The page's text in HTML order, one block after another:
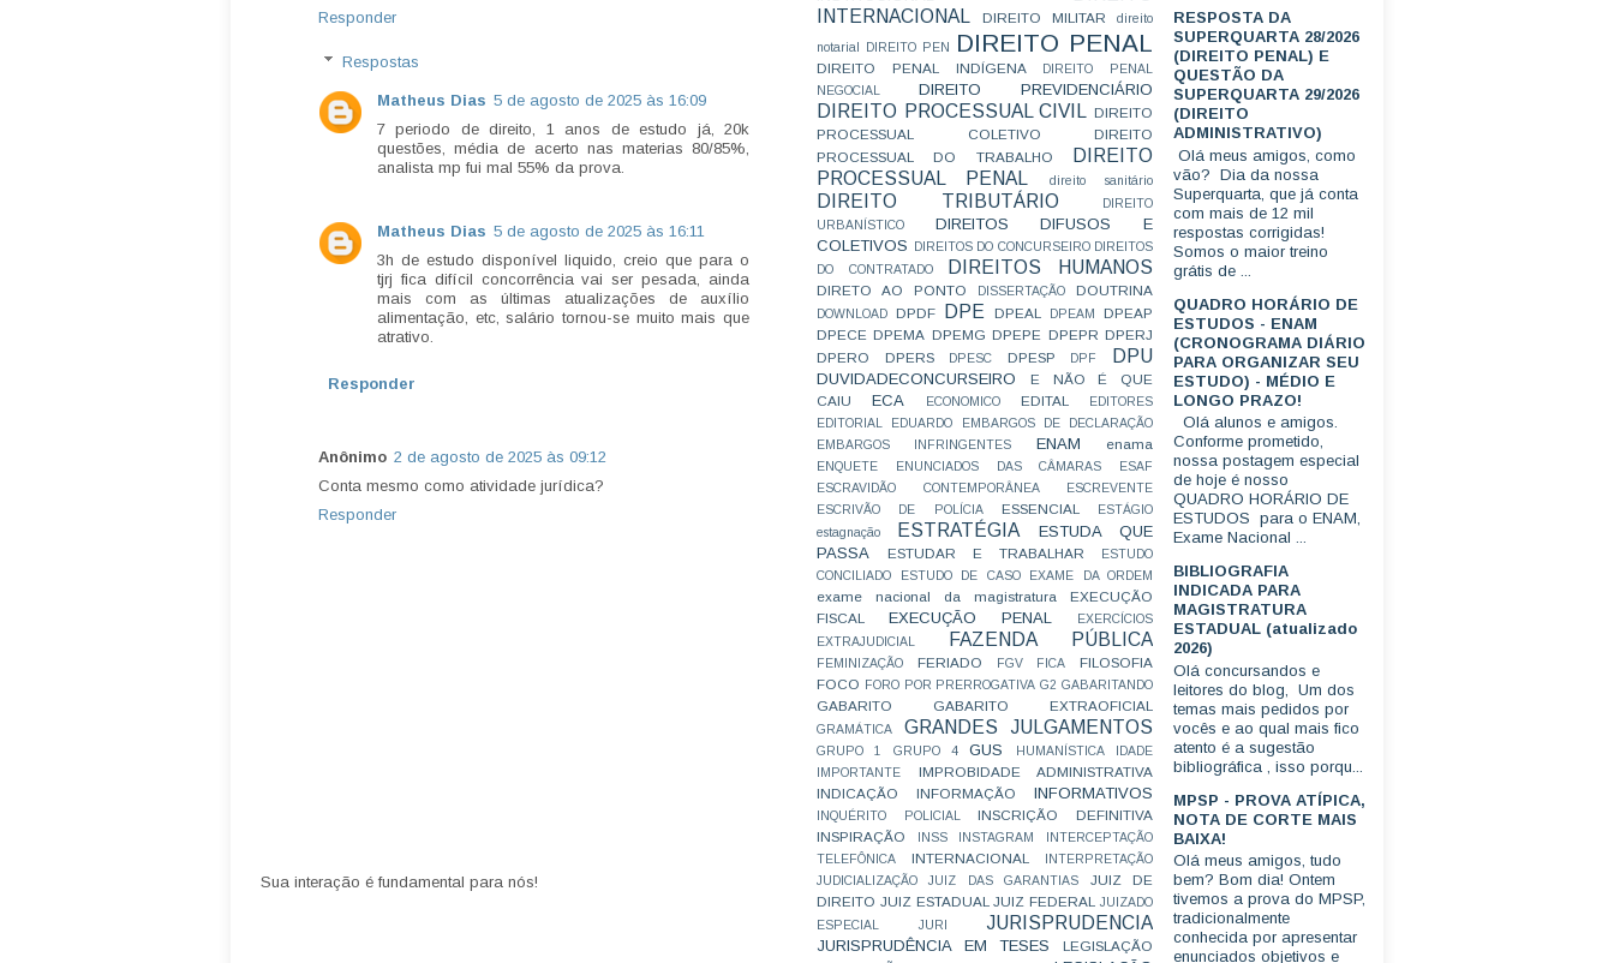
Responder
Respostas
Matheus Dias 5 de agosto de 2025 às 16:09
7 periodo de direito, 1 anos de estudo já, 20k
questões, média de acerto nas materias 80/85%,
analista mp fui mal 55% da prova.
Matheus Dias 5 de agosto de 2025 às 16:11
3h de estudo disponível liquido, creio que para o
tjrj fica difícil concorrência vai ser pesada, ainda
mais com as últimas atualizações de auxílio
alimentação, etc, salário tornou-se muito mais que
atrativo.
Responder
Anônimo 2 de agosto de 2025 às 09:12
Conta mesmo como atividade jurídica?
Responder
Sua interação é fundamental para nós!
INTERNACIONAL
DIREITO MILITAR direito
notarial DIREITO PEN DIREITO PENAL
DIREITO PENAL INDÍGENA
DIREITO PENAL
NEGOCIAL
DIREITO PREVIDENCIÁRIO
DIREITO PROCESSUAL CIVIL
DIREITO
PROCESSUAL COLETIVO
DIREITO
PROCESSUAL DO TRABALHO
DIREITO
PROCESSUAL PENAL
direito sanitário
DIREITO TRIBUTÁRIO
DIREITO
URBANÍSTICO
DIREITOS DIFUSOS E
COLETIVOS
DIREITOS DO CONCURSEIRO DIREITOS
DO CONTRATADO
DIREITOS HUMANOS
DIRETO AO PONTO DISSERTAÇÃO DOUTRINA
DOWNLOAD DPDF DPE DPEAL DPEAM
DPEAP
DPECE DPEMA DPEMG DPEPE DPEPR DPERJ
DPERO
DPERS DPESC DPESP DPF DPU
DUVIDADECONCURSEIRO
E NÃO É QUE
CAIU
ECA ECONOMICO EDITAL
EDITORES
EDITORIAL
EDUARDO
EMBARGOS DE DECLARAÇÃO
EMBARGOS INFRINGENTES
ENAM enama
ENQUETE ENUNCIADOS DAS CÂMARAS
ESAF
ESCRAVIDÃO CONTEMPORÂNEA
ESCREVENTE
ESCRIVÃO DE POLÍCIA
ESSENCIAL
ESTÁGIO
estagnação
ESTRATÉGIA
ESTUDA QUE
PASSA
ESTUDAR E TRABALHAR
ESTUDO
CONCILIADO
ESTUDO DE CASO EXAME DA ORDEM
exame nacional da magistratura
EXECUÇÃO
FISCAL
EXECUÇÃO PENAL
EXERCÍCIOS
EXTRAJUDICIAL
FAZENDA PÚBLICA
FEMINIZAÇÃO FERIADO FGV FICA
FILOSOFIA
FOCO
FORO POR PRERROGATIVA G2 GABARITANDO
GABARITO GABARITO EXTRAOFICIAL
GRAMÁTICA GRANDES JULGAMENTOS
GRUPO 1 GRUPO 4 GUS HUMANÍSTICA
IDADE
IMPORTANTE
IMPROBIDADE ADMINISTRATIVA
INDICAÇÃO
INFORMAÇÃO INFORMATIVOS
INQUÉRITO POLICIAL
INSCRIÇÃO DEFINITIVA
INSPIRAÇÃO
INSS INSTAGRAM
INTERCEPTAÇÃO
TELEFÔNICA
INTERNACIONAL
INTERPRETAÇÃO
JUDICIALIZAÇÃO
JUIZ DAS GARANTIAS
JUIZ DE
DIREITO JUIZ ESTADUAL JUIZ FEDERAL
JUIZADO
ESPECIAL
JURI JURISPRUDENCIA
JURISPRUDÊNCIA EM TESES
LEGISLAÇÃO
RESPOSTA DA
SUPERQUARTA 28/2026
(DIREITO PENAL) E
QUESTÃO DA
SUPERQUARTA 29/2026
(DIREITO
ADMINISTRATIVO)
Olá meus amigos, como
vão? Dia da nossa
Superquarta, que já conta
com mais de 12 mil
respostas corrigidas!
Somos o maior treino
grátis de ...
QUADRO HORÁRIO DE
ESTUDOS - ENAM
(CRONOGRAMA DIÁRIO
PARA ORGANIZAR SEU
ESTUDO) - MÉDIO E
LONGO PRAZO!
Olá alunos e amigos.
Conforme prometido,
nossa postagem especial
de hoje é nosso
QUADRO HORÁRIO DE
ESTUDOS para o ENAM,
Exame Nacional ...
BIBLIOGRAFIA
INDICADA PARA
MAGISTRATURA
ESTADUAL (atualizado
2026)
Olá concursandos e
leitores do blog, Um dos
temas mais pedidos por
vocês e ao qual mais fico
atento é a sugestão
bibliográfica , isso porqu...
MPSP - PROVA ATÍPICA,
NOTA DE CORTE MAIS
BAIXA!
Olá meus amigos, tudo
bem? Bom dia! Ontem
tivemos a prova do MPSP,
tradicionalmente
conhecida por apresentar
enunciados objetivos e